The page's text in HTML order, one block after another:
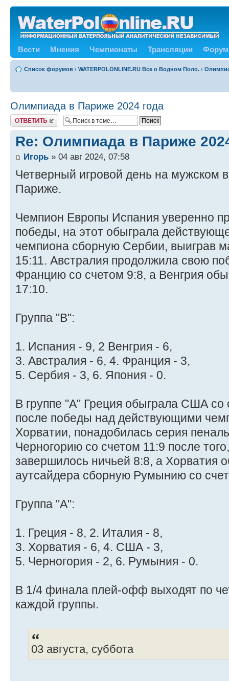
Вести Мнения Чемпионаты Трансляции Форум
Список форумов ‹ WATERPOLONLINE.RU Все о Водном Поло. ‹
Олимпиада в Париже 2024 года
Ответить
Re: Олимпиада в Париже
Игорь » 04 авг 2024, 07:58
Четверный игровой день на мужском
Париже.
Чемпион Европы Испания уверенно
победы, на этот обыграла
чемпиона сборную Сербии, выиграв
15:11. Австралия продолжила свою
Францию со счетом 9:8, а Венгрия
17:10.
Группа "B":
1. Испания - 9, 2 Венгрия - 6,
3. Австралия - 6, 4. Франция - 3,
5. Сербия - 3, 6. Япония - 0.
В группе "А" Греция обыграла США со
после победы над действующими
Хорватии, понадобилась серия
Черногорию со счетом 11:9 после
завершилось ничьей 8:8, а Хорватия
аутсайдера сборную Румынию со
Группа "A":
1. Греция - 8, 2. Италия - 8,
3. Хорватия - 6, 4. США - 3,
5. Черногория - 2, 6. Румыния - 0.
В 1/4 финала плей-офф выходят по
каждой группы.
03 августа, суббота